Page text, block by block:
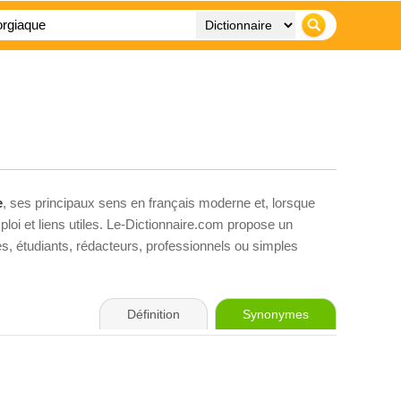
, ses principaux sens en français moderne et, lorsque
et liens utiles. Le-Dictionnaire.com propose un
étudiants, rédacteurs, professionnels ou simples
Définition Synonymes